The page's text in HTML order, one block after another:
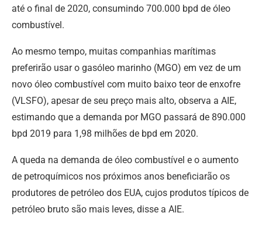
até o final de 2020, consumindo 700.000 bpd de óleo
combustível.
Ao mesmo tempo, muitas companhias marítimas
preferirão usar o gasóleo marinho (MGO) em vez de um
novo óleo combustível com muito baixo teor de enxofre
(VLSFO), apesar de seu preço mais alto, observa a AIE,
estimando que a demanda por MGO passará de 890.000
bpd 2019 para 1,98 milhões de bpd em 2020.
A queda na demanda de óleo combustível e o aumento
de petroquímicos nos próximos anos beneficiarão os
produtores de petróleo dos EUA, cujos produtos típicos de
petróleo bruto são mais leves, disse a AIE.